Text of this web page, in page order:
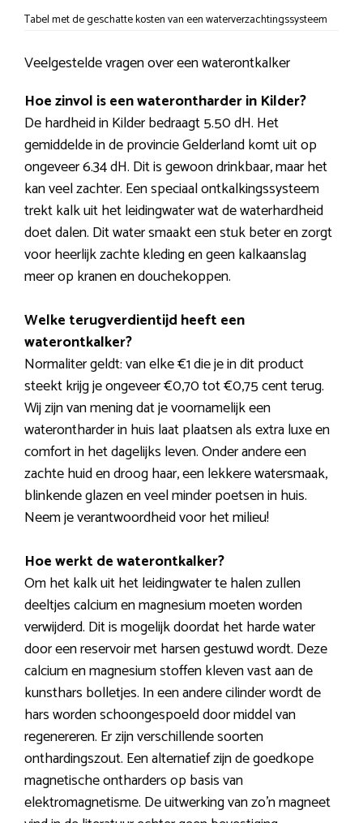
Tabel met de geschatte kosten van een waterverzachtingssysteem
Veelgestelde vragen over een waterontkalker
Hoe zinvol is een waterontharder in Kilder?
De hardheid in Kilder bedraagt 5.50 dH. Het
gemiddelde in de provincie Gelderland komt uit op
ongeveer 6.34 dH. Dit is gewoon drinkbaar, maar het
kan veel zachter. Een speciaal ontkalkingssysteem
trekt kalk uit het leidingwater wat de waterhardheid
doet dalen. Dit water smaakt een stuk beter en zorgt
voor heerlijk zachte kleding en geen kalkaanslag
meer op kranen en douchekoppen.
Welke terugverdientijd heeft een
waterontkalker?
Normaliter geldt: van elke €1 die je in dit product
steekt krijg je ongeveer €0,70 tot €0,75 cent terug.
Wij zijn van mening dat je voornamelijk een
waterontharder in huis laat plaatsen als extra luxe en
comfort in het dagelijks leven. Onder andere een
zachte huid en droog haar, een lekkere watersmaak,
blinkende glazen en veel minder poetsen in huis.
Neem je verantwoordheid voor het milieu!
Hoe werkt de waterontkalker?
Om het kalk uit het leidingwater te halen zullen
deeltjes calcium en magnesium moeten worden
verwijderd. Dit is mogelijk doordat het harde water
door een reservoir met harsen gestuwd wordt. Deze
calcium en magnesium stoffen kleven vast aan de
kunsthars bolletjes. In een andere cilinder wordt de
hars worden schoongespoeld door middel van
regenereren. Er zijn verschillende soorten
onthardingszout. Een alternatief zijn de goedkope
magnetische ontharders op basis van
elektromagnetisme. De uitwerking van zo’n magneet